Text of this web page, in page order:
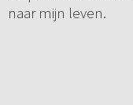
naar mijn leven.